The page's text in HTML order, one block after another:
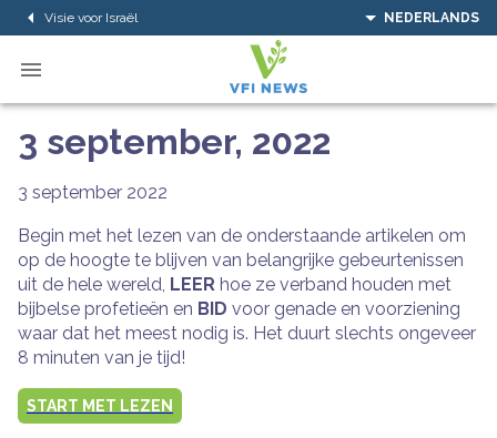
Visie voor Israël NEDERLANDS
3 september, 2022
3 september 2022
Begin met het lezen van de onderstaande artikelen om
op de hoogte te blijven van belangrijke gebeurtenissen
uit de hele wereld, LEER hoe ze verband houden met
bijbelse profetieën en BID voor genade en voorziening
waar dat het meest nodig is. Het duurt slechts ongeveer
8 minuten van je tijd!
START MET LEZEN